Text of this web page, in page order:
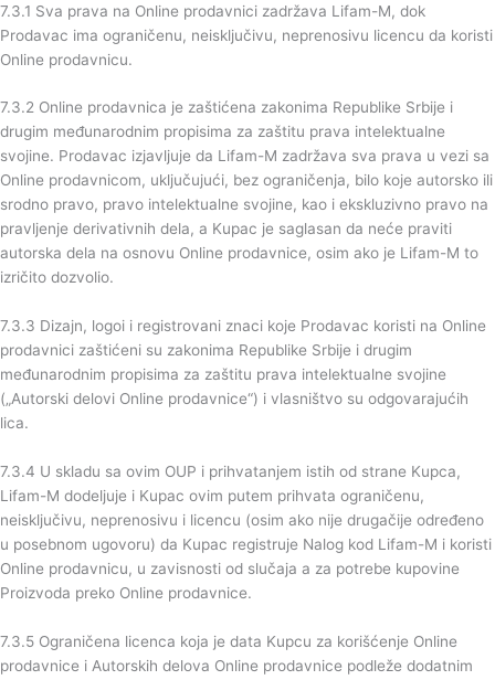
7.3.1 Sva prava na Online prodavnici zadržava Lifam-M, dok
Prodavac ima ograničenu, neisključivu, neprenosivu licencu da koristi
Online prodavnicu.
7.3.2 Online prodavnica je zaštićena zakonima Republike Srbije i
drugim međunarodnim propisima za zaštitu prava intelektualne
svojine. Prodavac izjavljuje da Lifam-M zadržava sva prava u vezi sa
Online prodavnicom, uključujući, bez ograničenja, bilo koje autorsko ili
srodno pravo, pravo intelektualne svojine, kao i ekskluzivno pravo na
pravljenje derivativnih dela, a Kupac je saglasan da neće praviti
autorska dela na osnovu Online prodavnice, osim ako je Lifam-M to
izričito dozvolio.
7.3.3 Dizajn, logoi i registrovani znaci koje Prodavac koristi na Online
prodavnici zaštićeni su zakonima Republike Srbije i drugim
međunarodnim propisima za zaštitu prava intelektualne svojine
(„Autorski delovi Online prodavnice“) i vlasništvo su odgovarajućih
lica.
7.3.4 U skladu sa ovim OUP i prihvatanjem istih od strane Kupca,
Lifam-M dodeljuje i Kupac ovim putem prihvata ograničenu,
neisključivu, neprenosivu i licencu (osim ako nije drugačije određeno
u posebnom ugovoru) da Kupac registruje Nalog kod Lifam-M i koristi
Online prodavnicu, u zavisnosti od slučaja a za potrebe kupovine
Proizvoda preko Online prodavnice.
7.3.5 Ograničena licenca koja je data Kupcu za korišćenje Online
prodavnice i Autorskih delova Online prodavnice podleže dodatnim